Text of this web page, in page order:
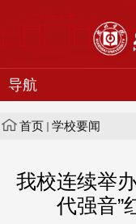
导航
首页 学校要闻
我校连续举
代强音”